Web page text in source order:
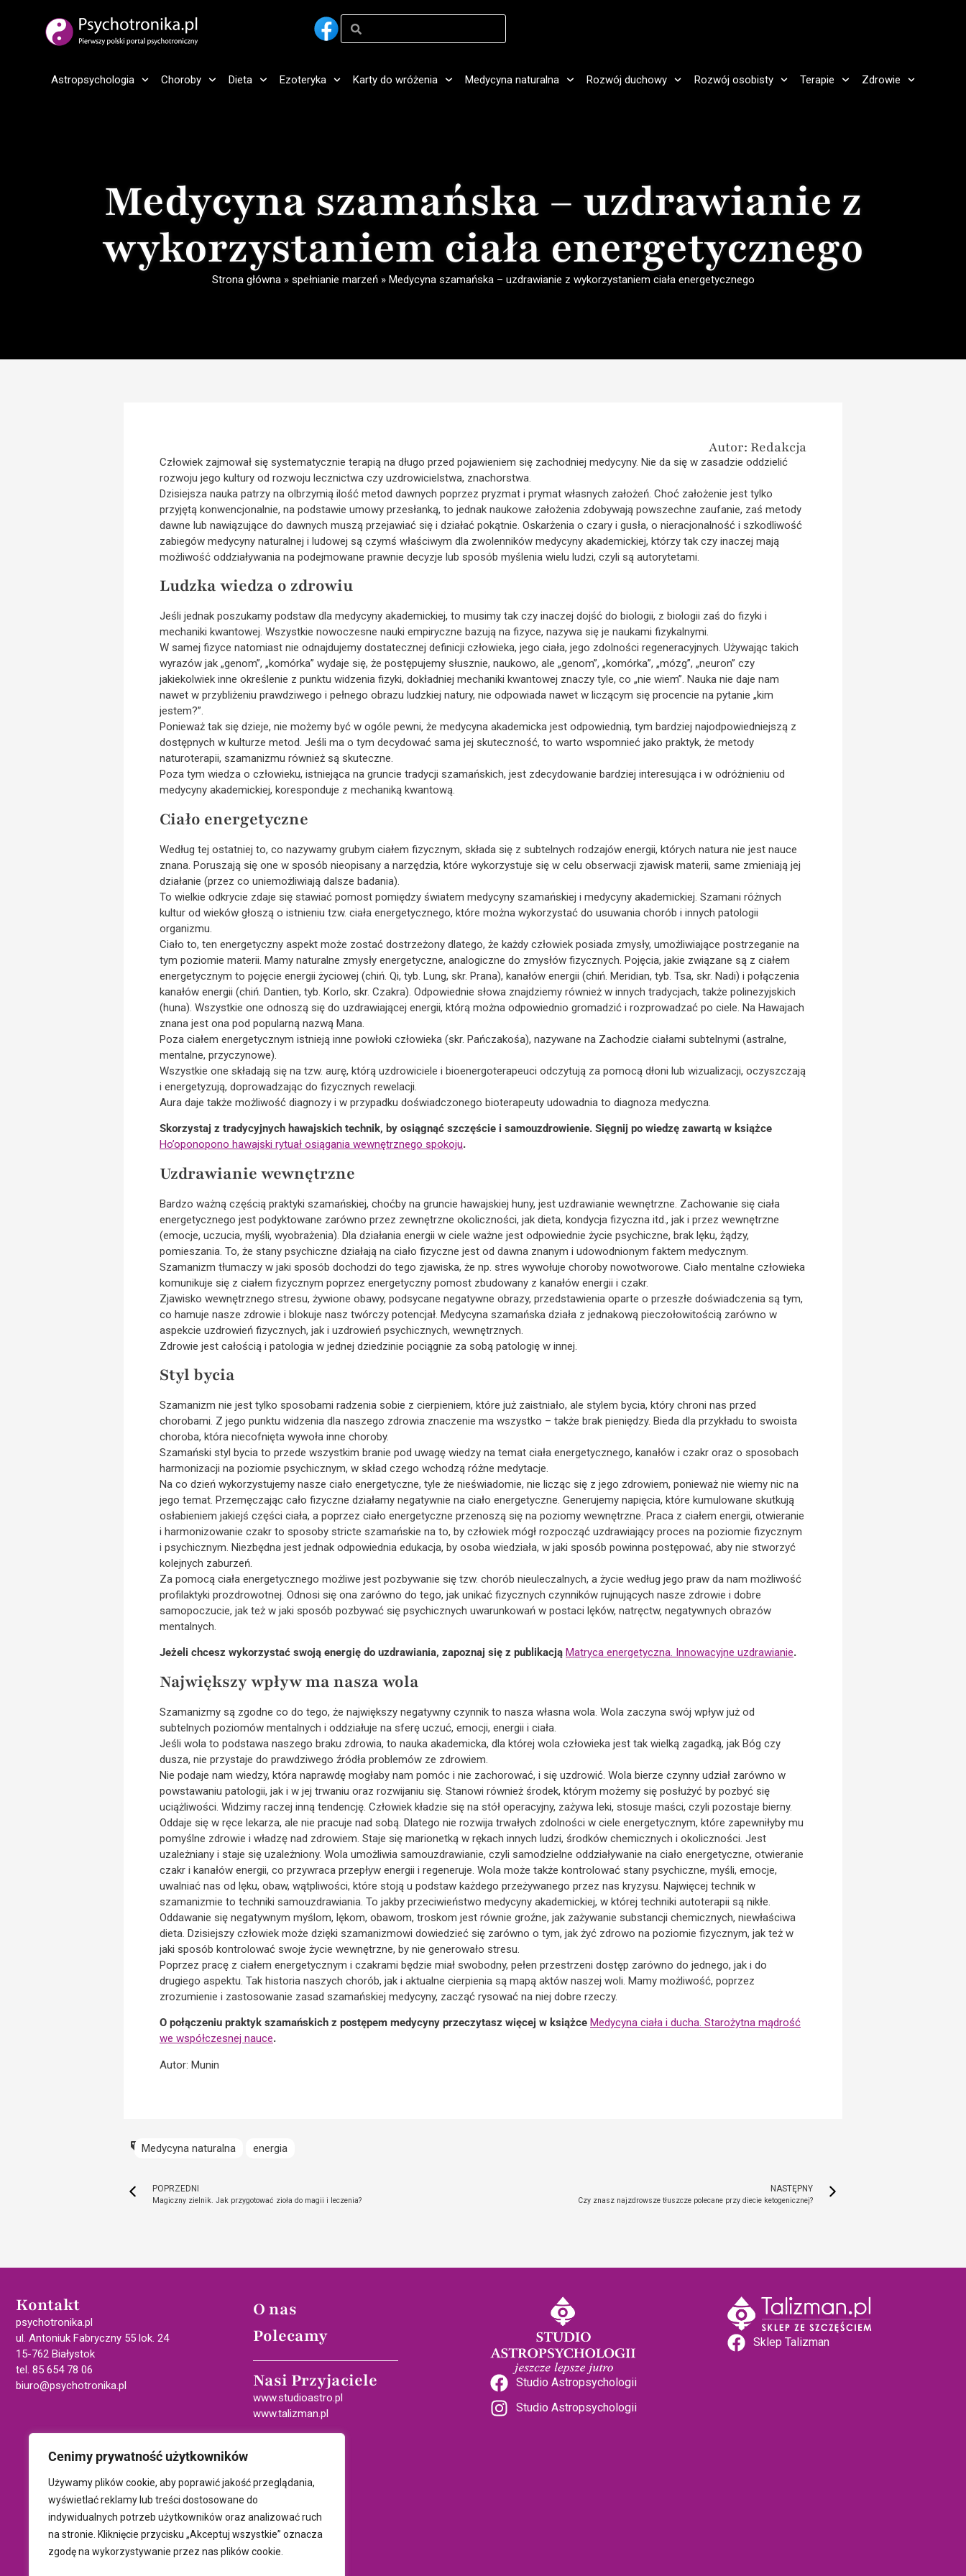
Cenimy prywatność użytkowników
Używamy plików cookie, aby poprawić jakość przeglądania,
wyświetlać reklamy lub treści dostosowane do
indywidualnych potrzeb użytkowników oraz analizować ruch
na stronie. Kliknięcie przycisku „Akceptuj wszystkie” oznacza
zgodę na wykorzystywanie przez nas plików cookie.
Astropsychologia Choroby Dieta Ezoteryka Karty do wróżenia Medycyna naturalna Rozwój duchowy Rozwój osobisty Terapie Zdrowie
Medycyna szamańska – uzdrawianie z
wykorzystaniem ciała energetycznego
Strona główna» spełnianie marzeń» Medycyna szamańska – uzdrawianie z wykorzystaniem ciała energetycznego
Autor: Redakcja
Człowiek zajmował się systematycznie terapią na długo przed pojawieniem się zachodniej medycyny. Nie da się w zasadzie oddzielić
rozwoju jego kultury od rozwoju lecznictwa czy uzdrowicielstwa, znachorstwa.
Dzisiejsza nauka patrzy na olbrzymią ilość metod dawnych poprzez pryzmat i prymat własnych założeń. Choć założenie jest tylko
przyjętą konwencjonalnie, na podstawie umowy przesłanką, to jednak naukowe założenia zdobywają powszechne zaufanie, zaś metody
dawne lub nawiązujące do dawnych muszą przejawiać się i działać pokątnie. Oskarżenia o czary i gusła, o nieracjonalność i szkodliwość
zabiegów medycyny naturalnej i ludowej są czymś właściwym dla zwolenników medycyny akademickiej, którzy tak czy inaczej mają
możliwość oddziaływania na podejmowane prawnie decyzje lub sposób myślenia wielu ludzi, czyli są autorytetami.
Ludzka wiedza o zdrowiu
Jeśli jednak poszukamy podstaw dla medycyny akademickiej, to musimy tak czy inaczej dojść do biologii, z biologii zaś do fizyki i
mechaniki kwantowej. Wszystkie nowoczesne nauki empiryczne bazują na fizyce, nazywa się je naukami fizykalnymi.
W samej fizyce natomiast nie odnajdujemy dostatecznej definicji człowieka, jego ciała, jego zdolności regeneracyjnych. Używając takich
wyrazów jak „genom”, „komórka” wydaje się, że postępujemy słusznie, naukowo, ale „genom”, „komórka”, „mózg”, „neuron” czy
jakiekolwiek inne określenie z punktu widzenia fizyki, dokładniej mechaniki kwantowej znaczy tyle, co „nie wiem”. Nauka nie daje nam
nawet w przybliżeniu prawdziwego i pełnego obrazu ludzkiej natury, nie odpowiada nawet w liczącym się procencie na pytanie „kim
jestem?”.
Ponieważ tak się dzieje, nie możemy być w ogóle pewni, że medycyna akademicka jest odpowiednią, tym bardziej najodpowiedniejszą z
dostępnych w kulturze metod. Jeśli ma o tym decydować sama jej skuteczność, to warto wspomnieć jako praktyk, że metody
naturoterapii, szamanizmu również są skuteczne.
Poza tym wiedza o człowieku, istniejąca na gruncie tradycji szamańskich, jest zdecydowanie bardziej interesująca i w odróżnieniu od
medycyny akademickiej, koresponduje z mechaniką kwantową.
Ciało energetyczne
Według tej ostatniej to, co nazywamy grubym ciałem fizycznym, składa się z subtelnych rodzajów energii, których natura nie jest nauce
znana. Poruszają się one w sposób nieopisany a narzędzia, które wykorzystuje się w celu obserwacji zjawisk materii, same zmieniają jej
działanie (przez co uniemożliwiają dalsze badania).
To wielkie odkrycie zdaje się stawiać pomost pomiędzy światem medycyny szamańskiej i medycyny akademickiej. Szamani różnych
kultur od wieków głoszą o istnieniu tzw. ciała energetycznego, które można wykorzystać do usuwania chorób i innych patologii
organizmu.
Ciało to, ten energetyczny aspekt może zostać dostrzeżony dlatego, że każdy człowiek posiada zmysły, umożliwiające postrzeganie na
tym poziomie materii. Mamy naturalne zmysły energetyczne, analogiczne do zmysłów fizycznych. Pojęcia, jakie związane są z ciałem
energetycznym to pojęcie energii życiowej (chiń. Qi, tyb. Lung, skr. Prana), kanałów energii (chiń. Meridian, tyb. Tsa, skr. Nadi) i połączenia
kanałów energii (chiń. Dantien, tyb. Korlo, skr. Czakra). Odpowiednie słowa znajdziemy również w innych tradycjach, także polinezyjskich
(huna). Wszystkie one odnoszą się do uzdrawiającej energii, którą można odpowiednio gromadzić i rozprowadzać po ciele. Na Hawajach
znana jest ona pod popularną nazwą Mana.
Poza ciałem energetycznym istnieją inne powłoki człowieka (skr. Pańczakośa), nazywane na Zachodzie ciałami subtelnymi (astralne,
mentalne, przyczynowe).
Wszystkie one składają się na tzw. aurę, którą uzdrowiciele i bioenergoterapeuci odczytują za pomocą dłoni lub wizualizacji, oczyszczają
i energetyzują, doprowadzając do fizycznych rewelacji.
Aura daje także możliwość diagnozy i w przypadku doświadczonego bioterapeuty udowadnia to diagnoza medyczna.
Skorzystaj z tradycyjnych hawajskich technik, by osiągnąć szczęście i samouzdrowienie. Sięgnij po wiedzę zawartą w książce
Ho’oponopono hawajski rytuał osiągania wewnętrznego spokoju.
Uzdrawianie wewnętrzne
Bardzo ważną częścią praktyki szamańskiej, choćby na gruncie hawajskiej huny, jest uzdrawianie wewnętrzne. Zachowanie się ciała
energetycznego jest podyktowane zarówno przez zewnętrzne okoliczności, jak dieta, kondycja fizyczna itd., jak i przez wewnętrzne
(emocje, uczucia, myśli, wyobrażenia). Dla działania energii w ciele ważne jest odpowiednie życie psychiczne, brak lęku, żądzy,
pomieszania. To, że stany psychiczne działają na ciało fizyczne jest od dawna znanym i udowodnionym faktem medycznym.
Szamanizm tłumaczy w jaki sposób dochodzi do tego zjawiska, że np. stres wywołuje choroby nowotworowe. Ciało mentalne człowieka
komunikuje się z ciałem fizycznym poprzez energetyczny pomost zbudowany z kanałów energii i czakr.
Zjawisko wewnętrznego stresu, żywione obawy, podsycane negatywne obrazy, przedstawienia oparte o przeszłe doświadczenia są tym,
co hamuje nasze zdrowie i blokuje nasz twórczy potencjał. Medycyna szamańska działa z jednakową pieczołowitością zarówno w
aspekcie uzdrowień fizycznych, jak i uzdrowień psychicznych, wewnętrznych.
Zdrowie jest całością i patologia w jednej dziedzinie pociągnie za sobą patologię w innej.
Styl bycia
Szamanizm nie jest tylko sposobami radzenia sobie z cierpieniem, które już zaistniało, ale stylem bycia, który chroni nas przed
chorobami. Z jego punktu widzenia dla naszego zdrowia znaczenie ma wszystko – także brak pieniędzy. Bieda dla przykładu to swoista
choroba, która niecofnięta wywoła inne choroby.
Szamański styl bycia to przede wszystkim branie pod uwagę wiedzy na temat ciała energetycznego, kanałów i czakr oraz o sposobach
harmonizacji na poziomie psychicznym, w skład czego wchodzą różne medytacje.
Na co dzień wykorzystujemy nasze ciało energetyczne, tyle że nieświadomie, nie licząc się z jego zdrowiem, ponieważ nie wiemy nic na
jego temat. Przemęczając cało fizyczne działamy negatywnie na ciało energetyczne. Generujemy napięcia, które kumulowane skutkują
osłabieniem jakiejś części ciała, a poprzez ciało energetyczne przenoszą się na poziomy wewnętrzne. Praca z ciałem energii, otwieranie
i harmonizowanie czakr to sposoby stricte szamańskie na to, by człowiek mógł rozpocząć uzdrawiający proces na poziomie fizycznym
i psychicznym. Niezbędna jest jednak odpowiednia edukacja, by osoba wiedziała, w jaki sposób powinna postępować, aby nie stworzyć
kolejnych zaburzeń.
Za pomocą ciała energetycznego możliwe jest pozbywanie się tzw. chorób nieuleczalnych, a życie według jego praw da nam możliwość
profilaktyki prozdrowotnej. Odnosi się ona zarówno do tego, jak unikać fizycznych czynników rujnujących nasze zdrowie i dobre
samopoczucie, jak też w jaki sposób pozbywać się psychicznych uwarunkowań w postaci lęków, natręctw, negatywnych obrazów
mentalnych.
Jeżeli chcesz wykorzystać swoją energię do uzdrawiania, zapoznaj się z publikacją Matryca energetyczna. Innowacyjne uzdrawianie.
Największy wpływ ma nasza wola
Szamanizmy są zgodne co do tego, że największy negatywny czynnik to nasza własna wola. Wola zaczyna swój wpływ już od
subtelnych poziomów mentalnych i oddziałuje na sferę uczuć, emocji, energii i ciała.
Jeśli wola to podstawa naszego braku zdrowia, to nauka akademicka, dla której wola człowieka jest tak wielką zagadką, jak Bóg czy
dusza, nie przystaje do prawdziwego źródła problemów ze zdrowiem.
Nie podaje nam wiedzy, która naprawdę mogłaby nam pomóc i nie zachorować, i się uzdrowić. Wola bierze czynny udział zarówno w
powstawaniu patologii, jak i w jej trwaniu oraz rozwijaniu się. Stanowi również środek, którym możemy się posłużyć by pozbyć się
uciążliwości. Widzimy raczej inną tendencję. Człowiek kładzie się na stół operacyjny, zażywa leki, stosuje maści, czyli pozostaje bierny.
Oddaje się w ręce lekarza, ale nie pracuje nad sobą. Dlatego nie rozwija trwałych zdolności w ciele energetycznym, które zapewniłyby mu
pomyślne zdrowie i władzę nad zdrowiem. Staje się marionetką w rękach innych ludzi, środków chemicznych i okoliczności. Jest
uzależniany i staje się uzależniony. Wola umożliwia samouzdrawianie, czyli samodzielne oddziaływanie na ciało energetyczne, otwieranie
czakr i kanałów energii, co przywraca przepływ energii i regeneruje. Wola może także kontrolować stany psychiczne, myśli, emocje,
uwalniać nas od lęku, obaw, wątpliwości, które stoją u podstaw każdego przeżywanego przez nas kryzysu. Najwięcej technik w
szamanizmie to techniki samouzdrawiania. To jakby przeciwieństwo medycyny akademickiej, w której techniki autoterapii są nikłe.
Oddawanie się negatywnym myślom, lękom, obawom, troskom jest równie groźne, jak zażywanie substancji chemicznych, niewłaściwa
dieta. Dzisiejszy człowiek może dzięki szamanizmowi dowiedzieć się zarówno o tym, jak żyć zdrowo na poziomie fizycznym, jak też w
jaki sposób kontrolować swoje życie wewnętrzne, by nie generowało stresu.
Poprzez pracę z ciałem energetycznym i czakrami będzie miał swobodny, pełen przestrzeni dostęp zarówno do jednego, jak i do
drugiego aspektu. Tak historia naszych chorób, jak i aktualne cierpienia są mapą aktów naszej woli. Mamy możliwość, poprzez
zrozumienie i zastosowanie zasad szamańskiej medycyny, zacząć rysować na niej dobre rzeczy.
O połączeniu praktyk szamańskich z postępem medycyny przeczytasz więcej w książce Medycyna ciała i ducha. Starożytna mądrość
we współczesnej nauce.
Autor: Munin
Medycyna naturalna energia
POPRZEDNI
Magiczny zielnik. Jak przygotować zioła do magii i leczenia?
NASTĘPNY
Czy znasz najzdrowsze tłuszcze polecane przy diecie ketogenicznej?
Kontakt
psychotronika.pl
ul. Antoniuk Fabryczny 55 lok. 24
15-762 Białystok
tel. 85 654 78 06
biuro@psychotronika.pl
O nas
Polecamy
Nasi Przyjaciele
www.studioastro.pl
www.talizman.pl
Studio Astropsychologii
Studio Astropsychologii
Sklep Talizman